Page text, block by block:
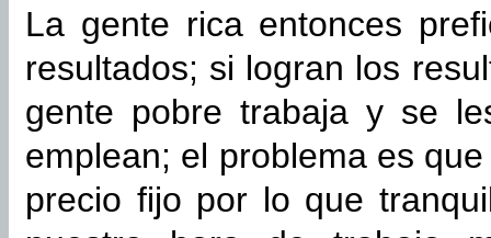
La gente rica entonces
resultados; si logran los
gente pobre trabaja y se
emplean; el problema es
precio fijo por lo que